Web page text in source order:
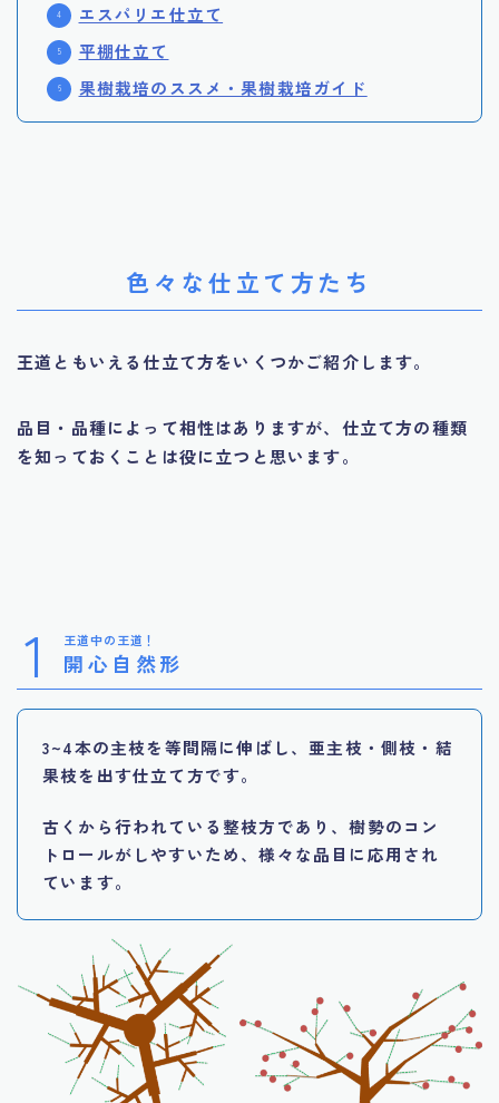
エスパリエ仕立て
平棚仕立て
果樹栽培のススメ・果樹栽培ガイド
色々な仕立て方たち
王道ともいえる仕立て方をいくつかご紹介します。
品目・品種によって相性はありますが、仕立て方の種類
を知っておくことは役に立つと思います。
1 王道中の王道！
開心自然形
3~4本の主枝を等間隔に伸ばし、亜主枝・側枝・結
果枝を出す仕立て方です。
古くから行われている整枝方であり、樹勢のコン
トロールがしやすいため、様々な品目に応用され
ています。